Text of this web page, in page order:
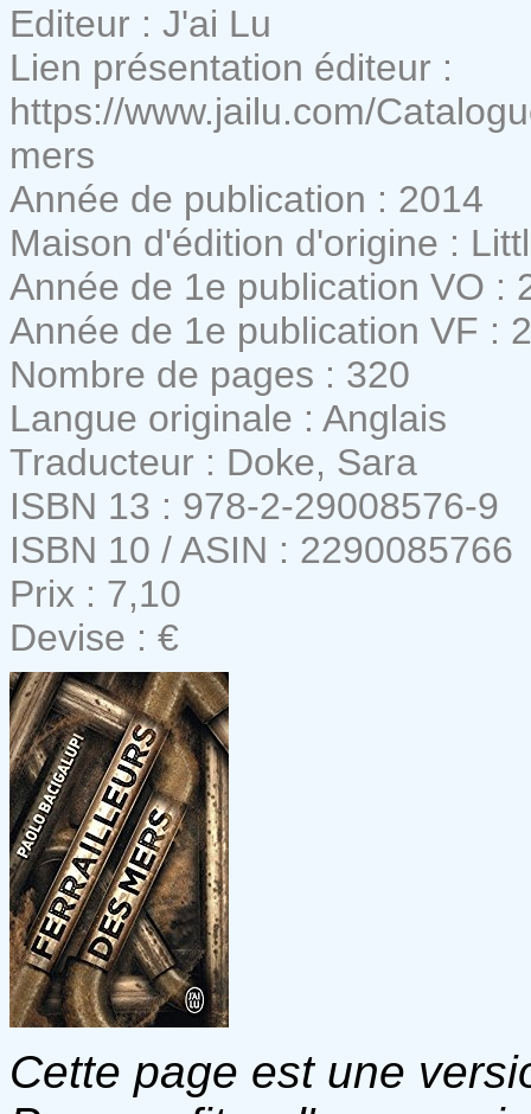
Editeur : J'ai Lu
Lien présentation éditeur :
https://www.jailu.com/
mers
Année de publication : 2014
Maison d'édition d'origine :
Année de 1e publication VO :
Année de 1e publication VF :
Nombre de pages : 320
Langue originale : Anglais
Traducteur : Doke, Sara
ISBN 13 : 978-2-29008576-9
ISBN 10 / ASIN : 2290085766
Prix : 7,10
Devise : €
Cette page est une